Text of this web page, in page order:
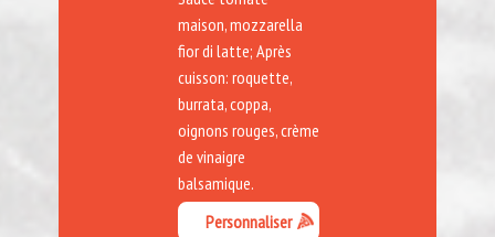
maison, mozzarella
fior di latte; Après
cuisson: roquette,
burrata, coppa,
oignons rouges, crème
de vinaigre
balsamique.
Personnaliser